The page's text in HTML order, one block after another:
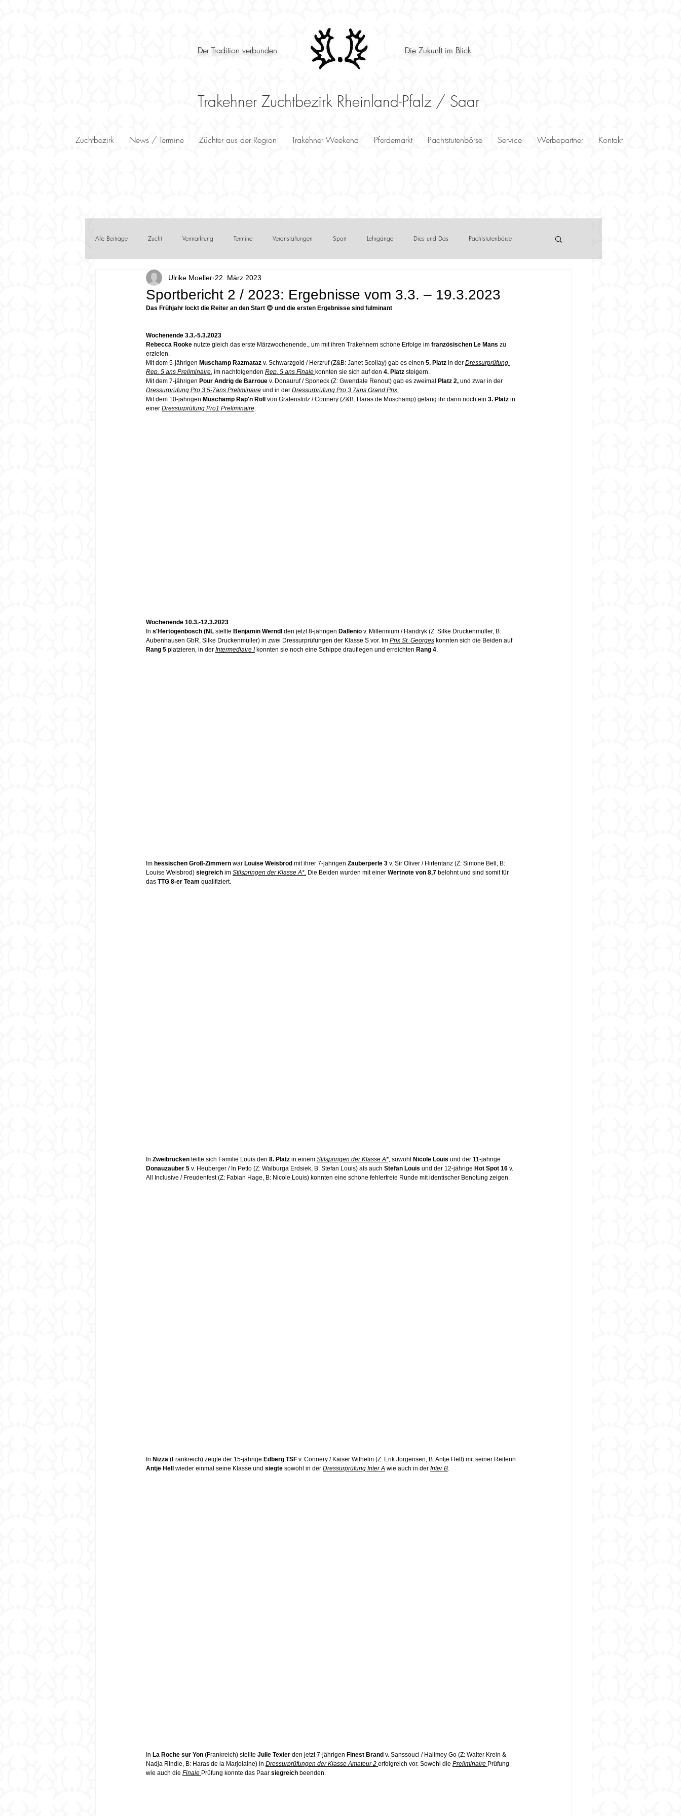
Der Tradition verbunden Die Zukunft im Blick
Trakehner Zuchtbezirk Rheinland-Pfalz / Saar
Zuchtbezirk News / Termine Züchter aus der Region Trakehner Weekend Pferdemarkt Pachtstutenbörse Service Werbepartner Kontakt
Alle Beiträge Zucht Vermarktung Termine Veranstaltungen Sport Lehrgänge Dies und Das Pachtstutenbörse
Frühlingsboten Förderer / Sponsoren
Sportbericht 2 / 2023: Ergebnisse vom 3.3. – 19.3.2023
Ulrike Moeller 22. März 2023
Das Frühjahr lockt die Reiter an den Start 😊 und die ersten Ergebnisse sind fulminant
Wochenende 3.3.-5.3.2023
Rebecca Rooke nutzte gleich das erste Märzwochenende., um mit ihren Trakehnern schöne Erfolge im französischen Le Mans zu
erzielen.
Mit dem 5-jährigen Muschamp Razmataz v. Schwarzgold / Herzruf (Z&B: Janet Scollay) gab es einen 5. Platz in der Dressurprüfung
Rep. 5 ans Preliminaire, im nachfolgenden Rep. 5 ans Finale konnten sie sich auf den 4. Platz steigern.
Mit dem 7-jährigen Pour Andrig de Barroue v. Donauruf / Sponeck (Z: Gwendale Renout) gab es zweimal Platz 2, und zwar in der
Dressurprüfung Pro 3 5-7ans Preliminaire und in der Dressurprüfung Pro 3 7ans Grand Prix.
Mit dem 10-jährigen Muschamp Rap'n Roll von Grafenstolz / Connery (Z&B: Haras de Muschamp) gelang ihr dann noch ein 3. Platz in
einer Dressurprüfung Pro1 Preliminaire.
Wochenende 10.3.-12.3.2023
In s'Hertogenbosch (NL stellte Benjamin Werndl den jetzt 8-jährigen Dallenio v. Millennium / Handryk (Z: Silke Druckenmüller, B:
Aubenhausen GbR, Silke Druckenmüller) in zwei Dressurprüfungen der Klasse S vor. Im Prix St. Georges konnten sich die Beiden auf
Rang 5 platzieren, in der Intermediaire I konnten sie noch eine Schippe drauflegen und erreichten Rang 4.
Im hessischen Groß-Zimmern war Louise Weisbrod mit ihrer 7-jährigen Zauberperle 3 v. Sir Oliver / Hirtentanz (Z: Simone Bell, B:
Louise Weisbrod) siegreich im Stilspringen der Klasse A*. Die Beiden wurden mit einer Wertnote von 8,7 belohnt und sind somit für
das TTG 8-er Team qualifiziert.
In Zweibrücken teilte sich Familie Louis den 8. Platz in einem Stilspringen der Klasse A*, sowohl Nicole Louis und der 11-jährige
Donauzauber 5 v. Heuberger / In Petto (Z: Walburga Erdsiek, B: Stefan Louis) als auch Stefan Louis und der 12-jährige Hot Spot 16 v.
All Inclusive / Freudenfest (Z: Fabian Hage, B: Nicole Louis) konnten eine schöne fehlerfreie Runde mit identischer Benotung zeigen.
In Nizza (Frankreich) zeigte der 15-jährige Edberg TSF v. Connery / Kaiser Wilhelm (Z: Erik Jorgensen, B: Antje Hell) mit seiner Reiterin
Antje Hell
wieder einmal seine Klasse und siegte sowohl in der Dressurprüfung Inter A wie auch in der Inter B.
In La Roche sur Yon (Frankreich) stellte Julie Texier den jetzt 7-jährigen Finest Brand v. Sanssouci / Halimey Go (Z: Walter Krein &
Nadja Rindle, B: Haras de la Marjolaine) in Dressurprüfungen der Klasse Amateur 2 erfolgreich vor. Sowohl die Preliminaire Prüfung
wie auch die Finale Prüfung konnte das Paar siegreich beenden.